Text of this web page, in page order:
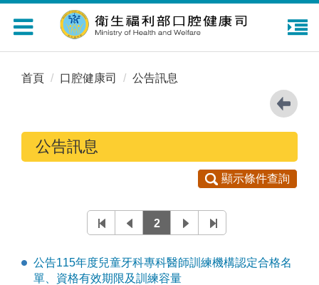
Toggle
navigation
首頁 口腔健康司 公告訊息
公告訊息
顯示條件查詢
2
公告115年度兒童牙科專科醫師訓練機構認定合格名
單、資格有效期限及訓練容量